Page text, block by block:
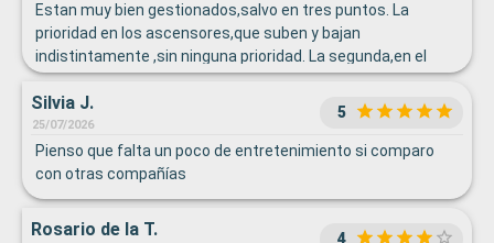
Estan muy bien gestionados,salvo en tres puntos. La
prioridad en los ascensores,que suben y bajan
indistintamente ,sin ninguna prioridad. La segunda,en el
buffet, te obligaba a seguir la fila "eterna" ,pese a que los
puntos donde ibas a coger las cosas que
necesitabas,estaban vacíos y el servicio parado. Y tres,las
bebidas,para nosotros que solo bebemos agua,y mi hijo
tenia bebida ilimitada sin alcohol,q nos hicieran pagar el
agua en las cenas.
Silvia J.
25/07/2026
5
Pienso que falta un poco de entretenimiento si comparo
con otras compañías
Rosario de la T. 4